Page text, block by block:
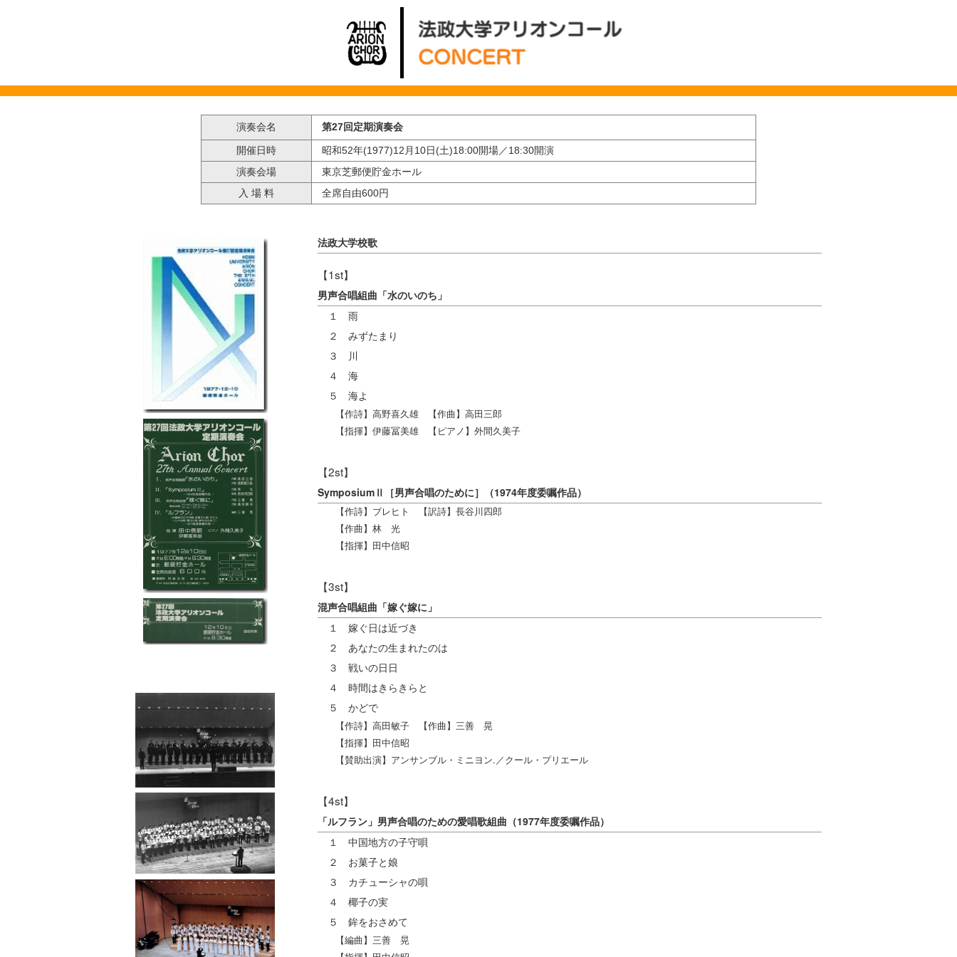
演奏会名 第27回定期演奏会
開催日時
昭和52年(1977)12月10日(土)18:00開場／18:30開演
演奏会場
東京芝郵便貯金ホール
入 場 料
全席自由600円
法政大学校歌
【1st】
男声合唱組曲「水のいのち」
１ 雨
２ みずたまり
３ 川
４ 海
５ 海よ
【作詩】高野喜久雄 【作曲】高田三郎
【指揮】伊藤冨美雄 【ピアノ】外間久美子
【2st】
SymposiumⅡ［男声合唱のために］（1974年度委嘱作品）
【作詩】ブレヒト 【訳詩】長谷川四郎
【作曲】林 光
【指揮】田中信昭
【3st】
混声合唱組曲「嫁ぐ嫁に」
１ 嫁ぐ日は近づき
２ あなたの生まれたのは
３ 戦いの日日
４ 時間はきらきらと
５ かどで
【作詩】高田敏子 【作曲】三善 晃
【指揮】田中信昭
【賛助出演】アンサンブル・ミニヨン.／クール・プリエール
【4st】
「ルフラン」男声合唱のための愛唱歌組曲（1977年度委嘱作品）
１ 中国地方の子守唄
２ お菓子と娘
３ カチューシャの唄
４ 椰子の実
５ 鉾をおさめて
【編曲】三善 晃